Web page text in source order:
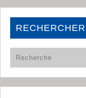
RECHERCHER